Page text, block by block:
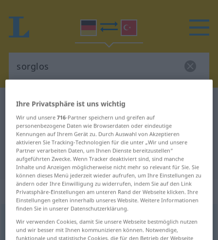
Deutsch-Türkisch Wörterbuch
Deutsch-Türkisch Übersetzung für
"sorglos"
"sorglos" Türkisch Übersetzung
„sorglos“: Adjektiv, adjektivisch
sorglos
Übersicht aller Übersetzungen
Ihre Privatsphäre ist uns wichtig
Wir und unsere716-Partner speichern und greifen auf
personenbezogene Daten wie Browserdaten oder eindeutige
Kennungen auf Ihrem Gerät zu. Durch Auswahl von Akzeptieren
aktivieren Sie Tracking-Technologien für die unter „Wir und unsere
Partner verarbeiten Daten, um Ihnen Dienste bereitzustellen“
aufgeführten Zwecke. Wenn Tracker deaktiviert sind, sind manche
Inhalte und Anzeigen möglicherweise nicht mehr so relevant für Sie. Sie
können dieses Menü jederzeit wieder aufrufen, um Ihre Einstellungen zu
ändern oder Ihre Einwilligung zu widerrufen, indem Sie auf den Link
Privatsphäre-Einstellungen am unteren Rand der Webseite klicken. Ihre
Einstellungen gelten innerhalb unseres Website. Weitere Informationen
finden Sie in unserer Datenschutzerklärung.
Wir verwenden Cookies, damit Sie unsere Webseite bestmöglich nutzen
und wir besser mit Ihnen kommunizieren können. Notwendige,
funktionale und statistische Cookies, die für den Betrieb der Webseite